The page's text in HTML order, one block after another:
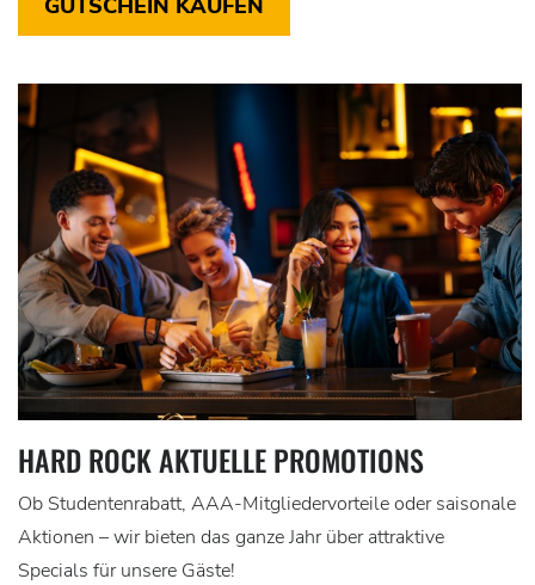
GUTSCHEIN KAUFEN
HARD ROCK AKTUELLE PROMOTIONS
Ob Studentenrabatt, AAA-Mitgliedervorteile oder saisonale
Aktionen – wir bieten das ganze Jahr über attraktive
Specials für unsere Gäste!